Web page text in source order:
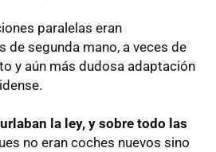
paralelas eran
de segunda mano, a veces de
y aún más dudosa adaptación
la ley, y sobre todo las
no eran coches nuevos sino